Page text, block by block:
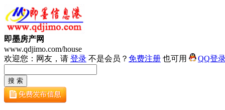
即墨房产网
www.qdjimo.com/house
欢迎您：网友，请 登录 不是会员？ 免费注册 也可用 QQ登